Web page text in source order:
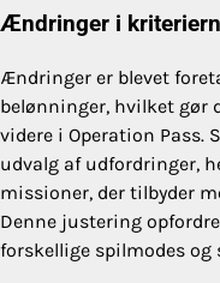
Ændringer i
Ændringer er blevet
belønninger, hvilket gør
videre i Operation Pass.
udvalg af udfordringer,
missioner, der tilbyder
Denne justering
forskellige spilmodes og